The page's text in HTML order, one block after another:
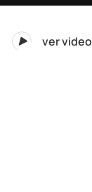
ver video